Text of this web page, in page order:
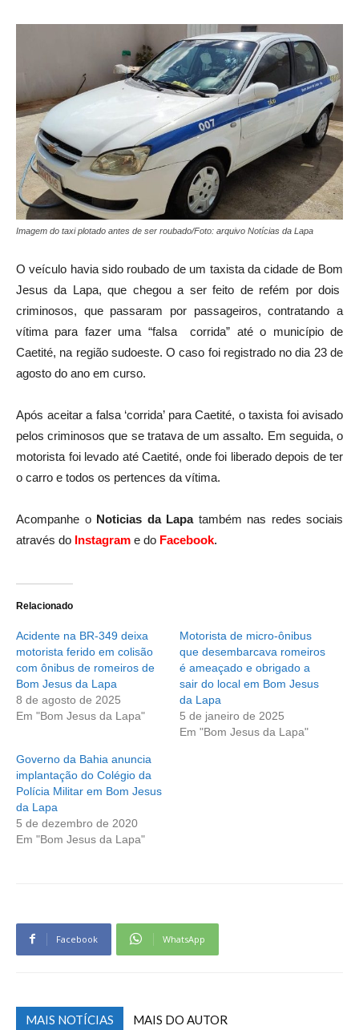
Imagem do taxi plotado antes de ser roubado/Foto: arquivo Notícias da Lapa
O veículo havia sido roubado de um taxista da cidade de Bom
Jesus da Lapa, que chegou a ser feito de refém por dois
criminosos, que passaram por passageiros, contratando a
vítima para fazer uma “falsa corrida” até o município de
Caetité, na região sudoeste. O caso foi registrado no dia 23 de
agosto do ano em curso.
Após aceitar a falsa ‘corrida’ para Caetité, o taxista foi avisado
pelos criminosos que se tratava de um assalto. Em seguida, o
motorista foi levado até Caetité, onde foi liberado depois de ter
o carro e todos os pertences da vítima.
Acompanhe o Noticias da Lapa também nas redes sociais
através do Instagram e do Facebook.
Relacionado
Acidente na BR-349 deixa
motorista ferido em colisão
com ônibus de romeiros de
Bom Jesus da Lapa
8 de agosto de 2025
Em "Bom Jesus da Lapa"
Motorista de micro-ônibus
que desembarcava romeiros
é ameaçado e obrigado a
sair do local em Bom Jesus
da Lapa
5 de janeiro de 2025
Em "Bom Jesus da Lapa"
Governo da Bahia anuncia
implantação do Colégio da
Polícia Militar em Bom Jesus
da Lapa
5 de dezembro de 2020
Em "Bom Jesus da Lapa"
Facebook WhatsApp
MAIS NOTÍCIAS MAIS DO AUTOR